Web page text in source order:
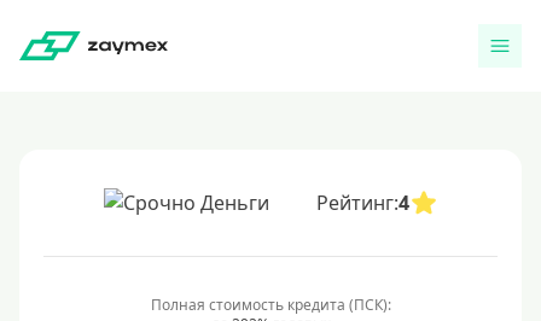
Рейтинг:4
Полная стоимость кредита (ПСК):